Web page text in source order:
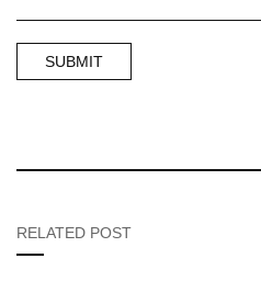
RELATED POST